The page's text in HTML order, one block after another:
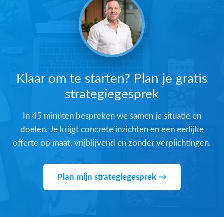
Klaar om te starten? Plan je gratis
strategiegesprek
In 45 minuten bespreken we samen je situatie en
doelen. Je krijgt concrete inzichten en een eerlijke
offerte op maat, vrijblijvend en zonder verplichtingen.
Plan mijn strategiegesprek →